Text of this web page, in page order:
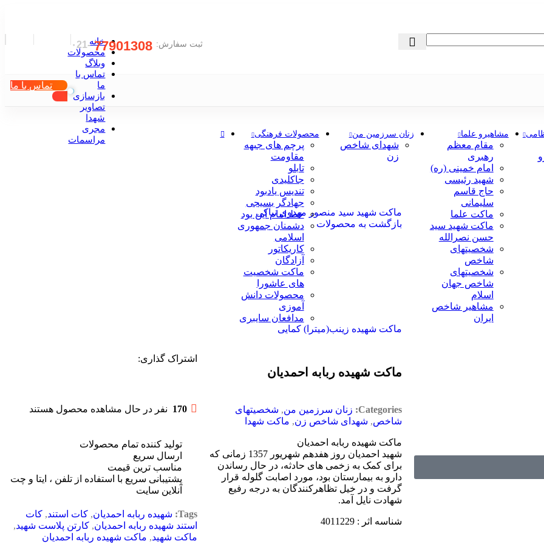
ثبت سفارش: 77901308 -۰21
مشاهیرو علما
مقام معظم
رهبری
امام خمینی (ره)
شهید رئیسی
حاج قاسم
سلیمانی
ماکت علما
ماکت شهید سید
حسن نصرالله
شخصیتهای
شاخص
شخصیتهای
شاخص جهان
اسلام
مشاهیر شاخص
ایران
زنان سرزمین من
شهدای شاخص
زن
محصولات فرهنگی
پرچم های جبهه
مقاومت
تابلو
جاکلیدی
تندیس یادبود
جهادگر بسیجی
خط امام این بود
دشمنان جمهوری
اسلامی
کاریکاتور
آزادگان
ماکت شخصیت
های عاشورا
محصولات دانش
آموزی
مدافعان سایبری
خانه
محصولات
وبلاگ
تماس با
ما
بازسازی
تصاویر
شهدا
مجری
مراسمات
تماس با ما
ماکت شهید سید منصور مهدوی نیاکی
بازگشت به محصولات
ماکت شهیده زینب(میترا) کمایی
ماکت شهیده ربابه احمديان
اشتراک گذاری:
Categories: زنان سرزمین من, شخصیتهای
شاخص, شهدای شاخص زن, ماکت شهدا
ماکت شهیده ربابه احمديان
شهید احمدیان روز هفدهم شهریور 1357 زمانی که
برای کمک به زخمی های حادثه، در حال رساندن
دارو به بیمارستان بود، مورد اصابت گلوله قرار
گرفت و در خیل تظاهرکنندگان به درجه رفیع
شهادت نایل آمد.
شناسه اثر : 4011229
170 نفر در حال مشاهده محصول هستند
تولید کننده تمام محصولات
ارسال سریع
مناسب ترین قیمت
پشتیبانی سریع با استفاده از تلفن ، ایتا و چت
آنلاین سایت
Tags: شهیده ربابه احمديان, کات استند, کات
استند شهیده ربابه احمديان, کارتن پلاست شهید,
ماکت شهید, ماکت شهیده ربابه احمديان